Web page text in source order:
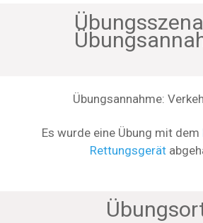
Übungsannahme:
Es wurde eine Übung mit dem
Rettungsgerät